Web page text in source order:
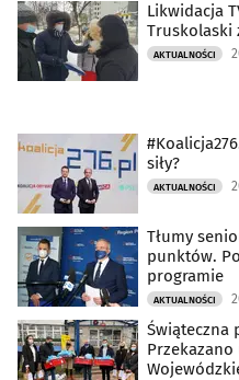
Likwidacja
Truskolaski
AKTUALNOŚCI
siły?
AKTUALNOŚCI
Tłumy
punktów.
programie
AKTUALNOŚCI
Świąteczna